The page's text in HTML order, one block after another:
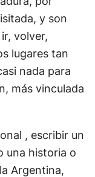
y son
volver,
lugares tan
nada para
más vinculada
, escribir un
una historia o
Argentina,